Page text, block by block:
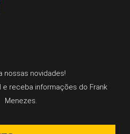
nossas novidades!
e receba informações do Frank
Menezes.